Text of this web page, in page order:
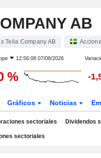
AB
Telia Company AB
12:56:08 07/08/2026
% -
Gráficos Noticias
sectoriales Dividendos
sectoriales